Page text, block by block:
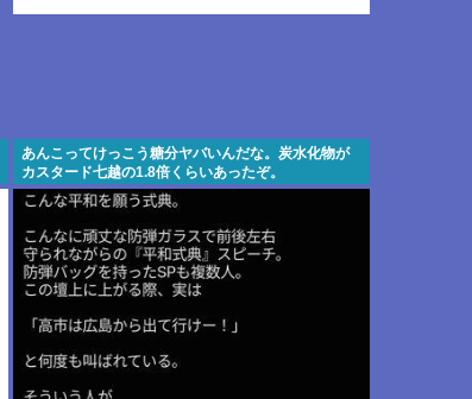
あんこってけっこう糖分ヤバいんだな。炭水化物が
カスタード七越の1.8倍くらいあったぞ。